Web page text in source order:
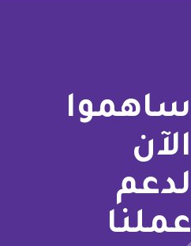
ساهموا
الآن
لدعم
عملنا